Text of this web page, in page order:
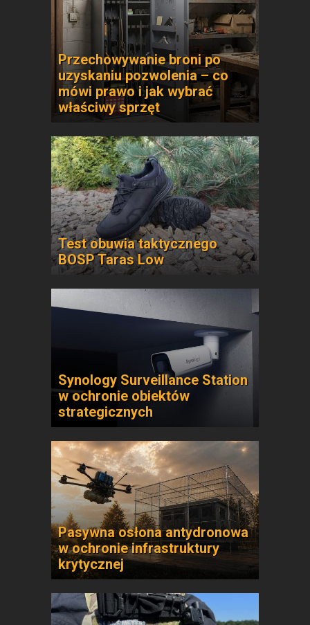
Przechowywanie broni po
uzyskaniu pozwolenia – co
mówi prawo i jak wybrać
właściwy sprzęt
Test obuwia taktycznego
BOSP Taras Low
Synology Surveillance Station
w ochronie obiektów
strategicznych
Pasywna osłona antydronowa
w ochronie infrastruktury
krytycznej